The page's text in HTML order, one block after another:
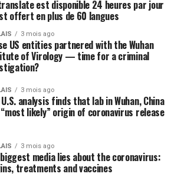
avec le temps des semis », a
Therien.
d’une crise mondiale sans
moment de se serrer les coudes et se
de passer à travers la pandémie. Le
de nourrir son monde si on
qui s’imposent. Il s’agit que
y contribue et que nos gouvernements
pour rendre ça possible. Que ce soit
les plates-bandes des villes et des
les champs, un maximum d’espaces
doivent être mis à profit pour
notre indépendance alimentaire
est disponible 24 heures par jour
offert en plus de 60 langues
3 mois ago
US entities partnered with the Wuhan
of Virology — time for a criminal
3 mois ago
U.S. analysis finds that lab in Wuhan, China
likely” origin of coronavirus release
3 mois ago
media lies about the coronavirus:
treatments and vaccines